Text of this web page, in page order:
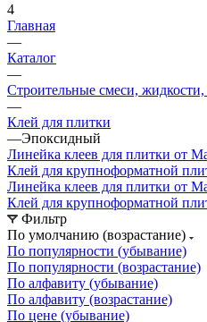
4
Главная
—
Каталог
—
Строительные смеси,
—
Клей для плитки
—Эпоксидный
Линейка клеев для плитки от
Клей для крупноформатной
Линейка клеев для плитки от
Клей для крупноформатной
Фильтр
По умолчанию (возрастание)
По популярности (убывание)
По популярности (возрастание)
По алфавиту (убывание)
По алфавиту (возрастание)
По цене (убывание)